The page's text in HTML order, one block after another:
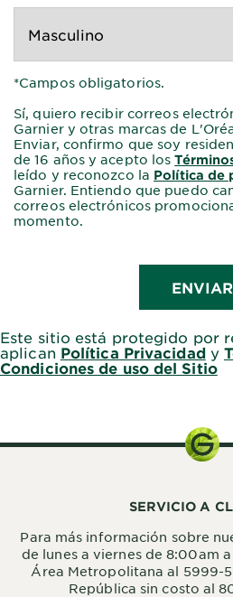
*Campos obligatorios.
Sí, quiero recibir correos
Garnier y otras marcas de
Enviar, confirmo que soy
de 16 años y acepto los
leído y reconozco la Política de
Garnier. Entiendo que puedo
correos electrónicos
momento.
ENVIAR
Este sitio está protegido por
aplican Política Privacidady
Condiciones de uso del Sitio
SERVICIO A
Para más información sobre
de lunes a viernes de 8:00am
Área Metropolitana al 5999-
República sin costo al